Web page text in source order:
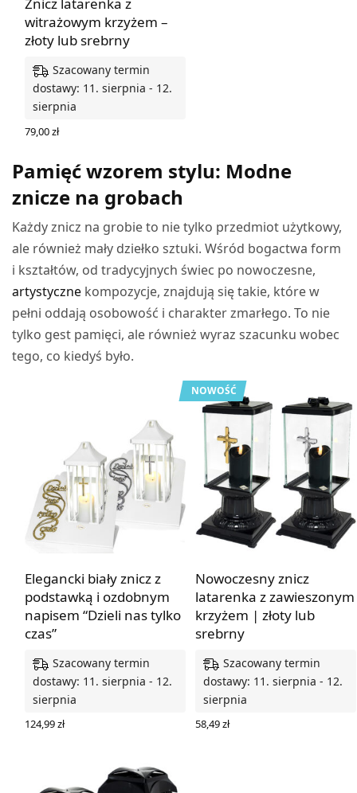
Znicz latarenka z
witrażowym krzyżem –
złoty lub srebrny
Szacowany termin
dostawy: 11. sierpnia - 12.
sierpnia
79,00zł
Pamięć wzorem stylu: Modne
znicze na grobach
Każdy znicz na grobie to nie tylko przedmiot użytkowy,
ale również mały dziełko sztuki. Wśród bogactwa form
i kształtów, od tradycyjnych świec po nowoczesne,
artystyczne kompozycje, znajdują się takie, które w
pełni oddają osobowość i charakter zmarłego. To nie
tylko gest pamięci, ale również wyraz szacunku wobec
tego, co kiedyś było.
Elegancki biały znicz z
podstawką i ozdobnym
napisem “Dzieli nas tylko
czas”
Szacowany termin
dostawy: 11. sierpnia - 12.
sierpnia
124,99zł
NOWOŚĆ
Nowoczesny znicz
latarenka z zawieszonym
krzyżem | złoty lub
srebrny
Szacowany termin
dostawy: 11. sierpnia - 12.
sierpnia
58,49zł